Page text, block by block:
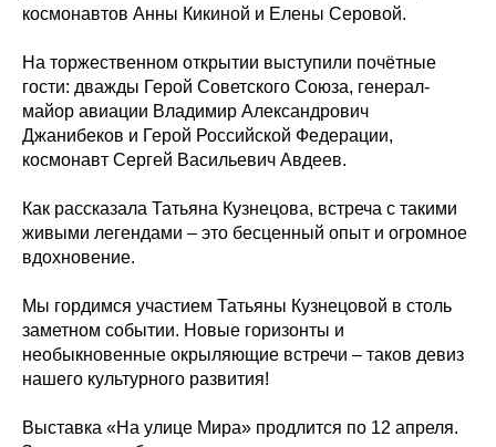
космонавтов Анны Кикиной и Елены Серовой.
На торжественном открытии выступили почётные
гости: дважды Герой Советского Союза, генерал-
майор авиации Владимир Александрович
Джанибеков и Герой Российской Федерации,
космонавт Сергей Васильевич Авдеев.
Как рассказала Татьяна Кузнецова, встреча с такими
живыми легендами – это бесценный опыт и огромное
вдохновение.
Мы гордимся участием Татьяны Кузнецовой в столь
заметном событии. Новые горизонты и
необыкновенные окрыляющие встречи – таков девиз
нашего культурного развития!
Выставка «На улице Мира» продлится по 12 апреля.